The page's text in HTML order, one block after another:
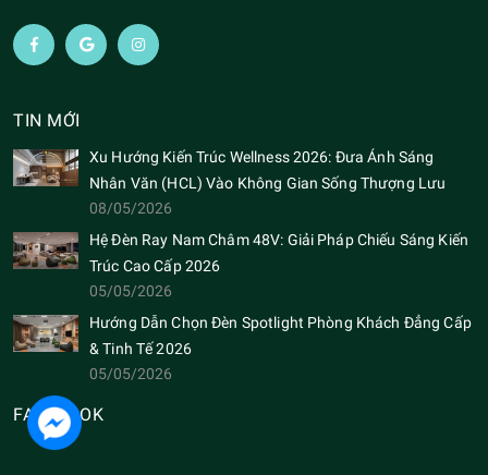
TIN MỚI
Xu Hướng Kiến Trúc Wellness 2026: Đưa Ánh Sáng
Nhân Văn (HCL) Vào Không Gian Sống Thượng Lưu
08/05/2026
Hệ Đèn Ray Nam Châm 48V: Giải Pháp Chiếu Sáng Kiến
Trúc Cao Cấp 2026
05/05/2026
Hướng Dẫn Chọn Đèn Spotlight Phòng Khách Đẳng Cấp
& Tinh Tế 2026
05/05/2026
FACEBOOK